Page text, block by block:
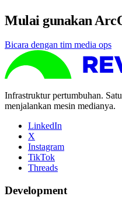
Mulai gunakan
Bicara dengan tim media ops
Infrastruktur pertumbuhan.
menjalankan mesin medianya.
LinkedIn
X
Instagram
TikTok
Threads
Development